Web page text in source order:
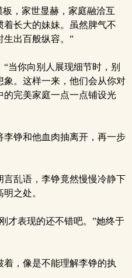
，家世显赫，家庭融洽互
长大的妹妹。虽然脾气不
生出百般纵容。”
当你向别人展现细节时，别
象。这样一来，他们会从你对
完美家庭一点一点铺设光
铮和他血肉抽离开，再一步
乱语，李铮竟然慢慢冷静下
之处。
才表现的还不错吧。”她终于
，像是不能理解李铮的执